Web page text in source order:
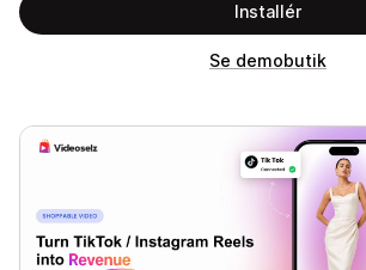
Installér
Se demobutik